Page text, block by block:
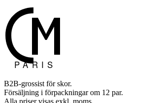
B2B-grossist för skor.
Försäljning i förpackningar om 12 par.
Alla priser visas exkl. moms.